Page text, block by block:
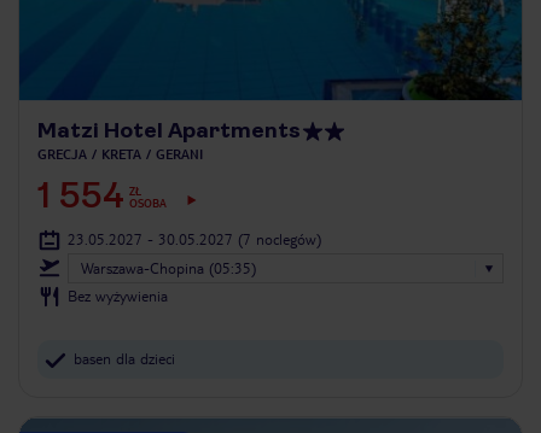
Matzi Hotel Apartments
GRECJA KRETA GERANI
1 554 ZŁ
OSOBA
23.05.2027 - 30.05.2027 (7 noclegów)
Warszawa-Chopina (05:35)
Bez wyżywienia
basen dla dzieci